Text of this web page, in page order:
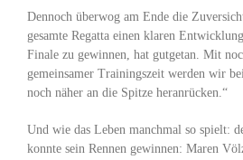
Dennoch überwog am Ende die
gesamte Regatta einen klaren
Finale zu gewinnen, hat gutgetan. Mit
gemeinsamer Trainingszeit werden wir
noch näher an die Spitze heranrücken.“
Und wie das Leben manchmal so spielt:
konnte sein Rennen gewinnen: Maren